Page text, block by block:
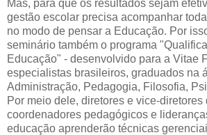
Mas, para que os resultados sejam
gestão escolar precisa acompanhar
no modo de pensar a Educação. Por
seminário também o programa
Educação" - desenvolvido para a Vitae
especialistas brasileiros, graduados na
Administração, Pedagogia, Filosofia,
Por meio dele, diretores e vice-diretores
coordenadores pedagógicos e
educação aprenderão técnicas